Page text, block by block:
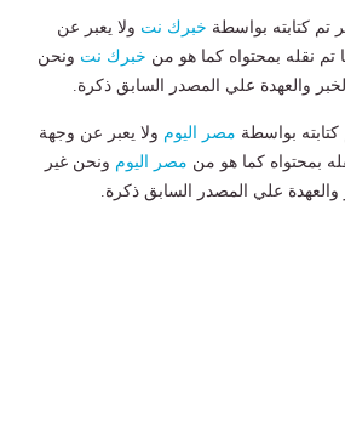
كتابته بواسطة خبرك نت ولا يعبر عن
تم نقله بمحتواه كما هو من خبرك نت ونحن
والعهدة علي المصدر السابق ذكرة.
كتابته بواسطة مصر اليوم ولا يعبر عن وجهة
بمحتواه كما هو من مصر اليوم ونحن غير
علي المصدر السابق ذكرة.